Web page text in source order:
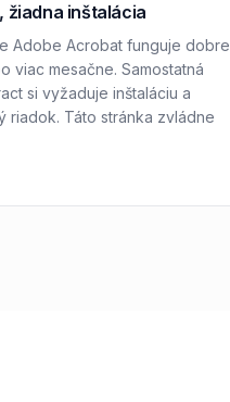
žiadna inštalácia
Adobe Acrobat funguje dobre,
viac mesačne. Samostatná
si vyžaduje inštaláciu a
riadok. Táto stránka zvládne